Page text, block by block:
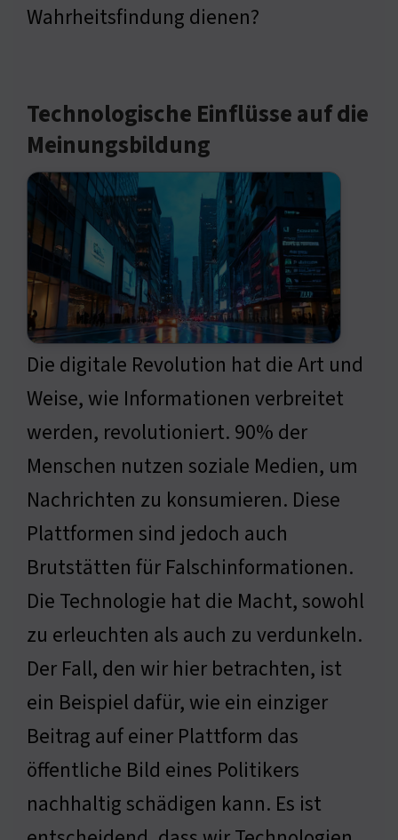
Wahrheitsfindung dienen?
Technologische Einflüsse auf die
Meinungsbildung
Die digitale Revolution hat die Art und
Weise, wie Informationen verbreitet
werden, revolutioniert. 90% der
Menschen nutzen soziale Medien, um
Nachrichten zu konsumieren. Diese
Plattformen sind jedoch auch
Brutstätten für Falschinformationen.
Die Technologie hat die Macht, sowohl
zu erleuchten als auch zu verdunkeln.
Der Fall, den wir hier betrachten, ist
ein Beispiel dafür, wie ein einziger
Beitrag auf einer Plattform das
öffentliche Bild eines Politikers
nachhaltig schädigen kann. Es ist